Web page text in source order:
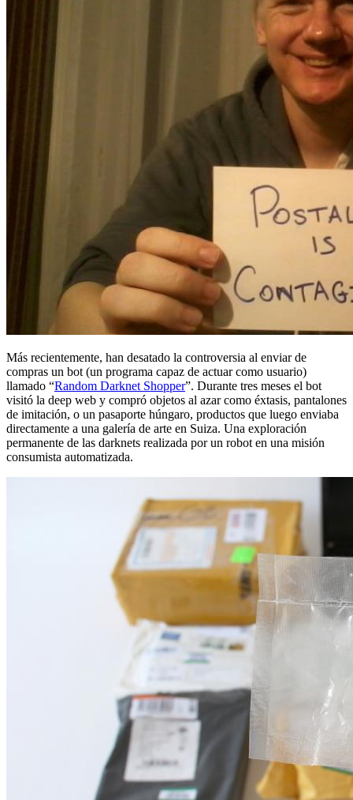
Más recientemente, han desatado la controversia al enviar de
compras un bot (un programa capaz de actuar como usuario)
llamado “Random Darknet Shopper”. Durante tres meses el bot
visitó la deep web y compró objetos al azar como éxtasis, pantalones
de imitación, o un pasaporte húngaro, productos que luego enviaba
directamente a una galería de arte en Suiza. Una exploración
permanente de las darknets realizada por un robot en una misión
consumista automatizada.